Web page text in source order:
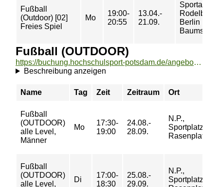
Fußball
(Outdoor) [02]
Freies Spiel
Mo
19:00-
20:55
13.04.-
21.09.
Berlin
Fußball (OUTDOOR)
https://buchung.hochschulsport-potsdam.de/angebote/aktueller_zeitraum/_Fussball__OUTDOOR_.html
Beschreibung anzeigen
Name Tag Zeit Zeitraum Ort
Fußball
(OUTDOOR)
alle Level,
Männer
Mo
17:30-
19:00
24.08.-
28.09.
N.P.,
Sportplatz -
Rasenplatz
Fußball
(OUTDOOR)
alle Level,
Di
17:00-
18:30
25.08.-
29.09.
N.P.,
Sportplatz -